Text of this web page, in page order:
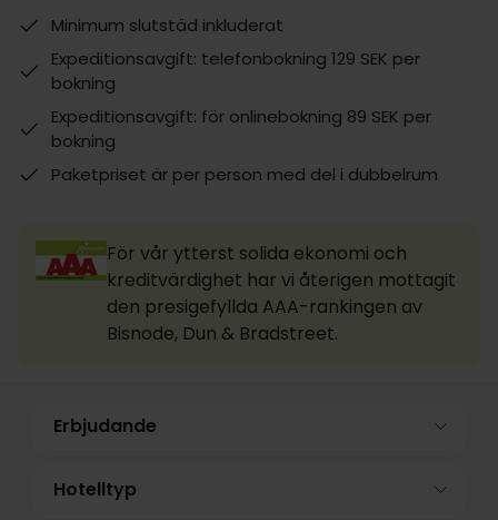
Minimum slutstäd inkluderat
Expeditionsavgift: telefonbokning 129 SEK per
bokning
Expeditionsavgift: för onlinebokning 89 SEK per
bokning
Paketpriset är per person med del i dubbelrum
För vår ytterst solida ekonomi och
kreditvärdighet har vi återigen mottagit
den presigefyllda AAA-rankingen av
Bisnode, Dun & Bradstreet.
Erbjudande
Hotelltyp